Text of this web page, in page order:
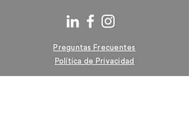
Preguntas Frecuentes
Política de Privacidad